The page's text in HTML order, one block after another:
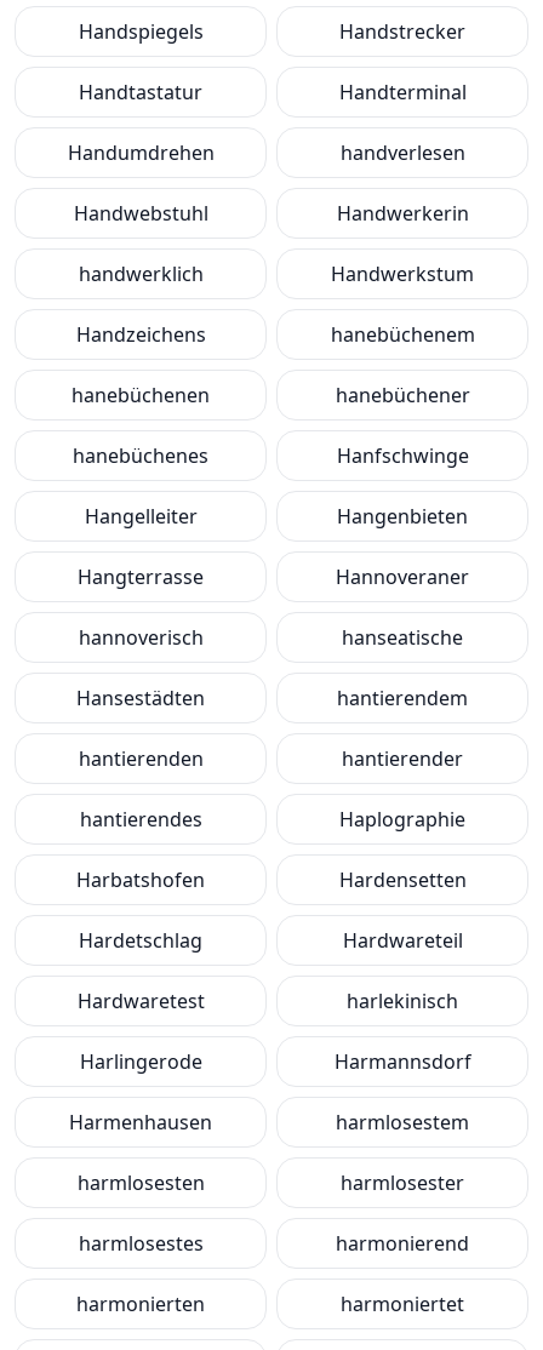
Handspiegels Handstrecker
Handtastatur Handterminal
Handumdrehen handverlesen
Handwebstuhl Handwerkerin
handwerklich Handwerkstum
Handzeichens hanebüchenem
hanebüchenen hanebüchener
hanebüchenes Hanfschwinge
Hangelleiter Hangenbieten
Hangterrasse Hannoveraner
hannoverisch hanseatische
Hansestädten hantierendem
hantierenden hantierender
hantierendes Haplographie
Harbatshofen Hardensetten
Hardetschlag Hardwareteil
Hardwaretest harlekinisch
Harlingerode Harmannsdorf
Harmenhausen harmlosestem
harmlosesten harmlosester
harmlosestes harmonierend
harmonierten harmoniertet